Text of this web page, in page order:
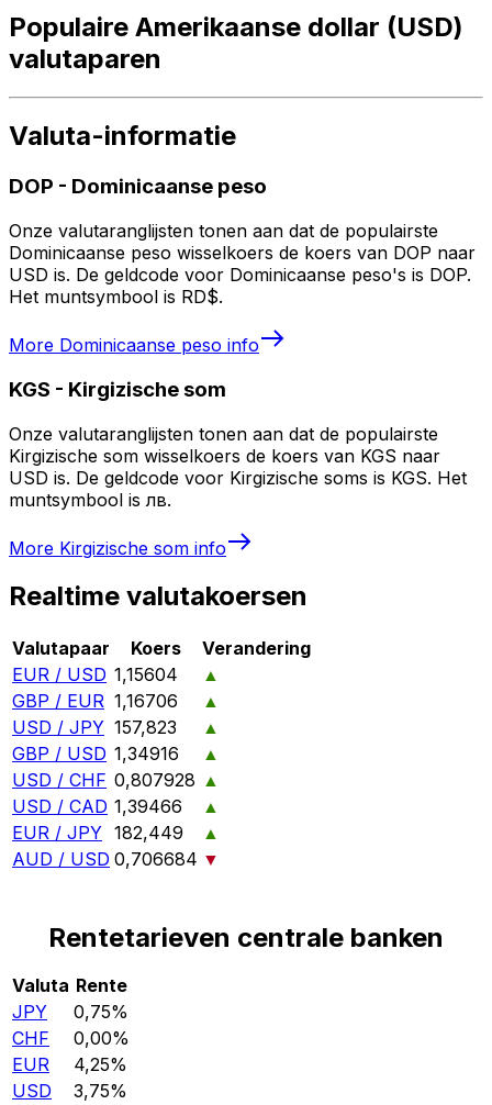
Populaire Amerikaanse dollar (USD)
valutaparen
Valuta-informatie
DOP - Dominicaanse peso
Onze valutaranglijsten tonen aan dat de populairste
Dominicaanse peso wisselkoers de koers van DOP naar
USD is. De geldcode voor Dominicaanse peso's is DOP.
Het muntsymbool is RD$.
More Dominicaanse peso info
KGS - Kirgizische som
Onze valutaranglijsten tonen aan dat de populairste
Kirgizische som wisselkoers de koers van KGS naar
USD is. De geldcode voor Kirgizische soms is KGS. Het
muntsymbool is лв.
More Kirgizische som info
Realtime valutakoersen
Valutapaar Koers
Verandering
EUR / USD 1,15604
▲
GBP / EUR 1,16706
▲
USD / JPY 157,823
▲
GBP / USD 1,34916
▲
USD / CHF 0,807928 ▲
USD / CAD 1,39466
▲
EUR / JPY 182,449
▲
AUD / USD 0,706684 ▼
Rentetarieven centrale banken
Valuta Rente
JPY
0,75%
CHF
0,00%
EUR
4,25%
USD
3,75%